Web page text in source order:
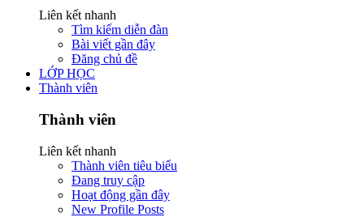
Liên kết nhanh
Tìm kiếm diễn đàn
Bài viết gần đây
Đăng chủ đề
LỚP HỌC
Thành viên
Thành viên
Liên kết nhanh
Thành viên tiêu biểu
Đang truy cập
Hoạt động gần đây
New Profile Posts